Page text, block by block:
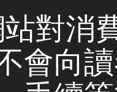
對消
會向